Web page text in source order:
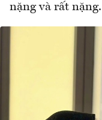
nặng và rất nặng.